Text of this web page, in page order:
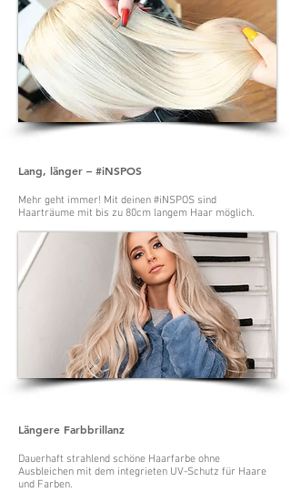
Lang, länger – #iNSPOS
Mehr geht immer! Mit deinen #iNSPOS sind
Haarträume mit bis zu 80cm langem Haar möglich.
Längere Farbbrillanz
Dauerhaft strahlend schöne Haarfarbe ohne
Ausbleichen mit dem integrieten UV-Schutz für Haare
und Farben.